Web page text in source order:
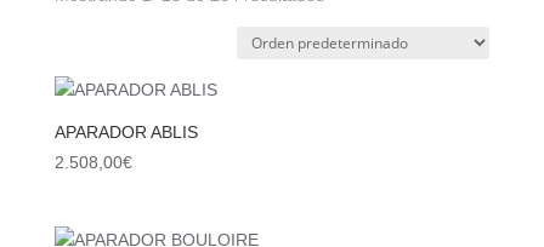
APARADOR ABLIS
2.508,00€